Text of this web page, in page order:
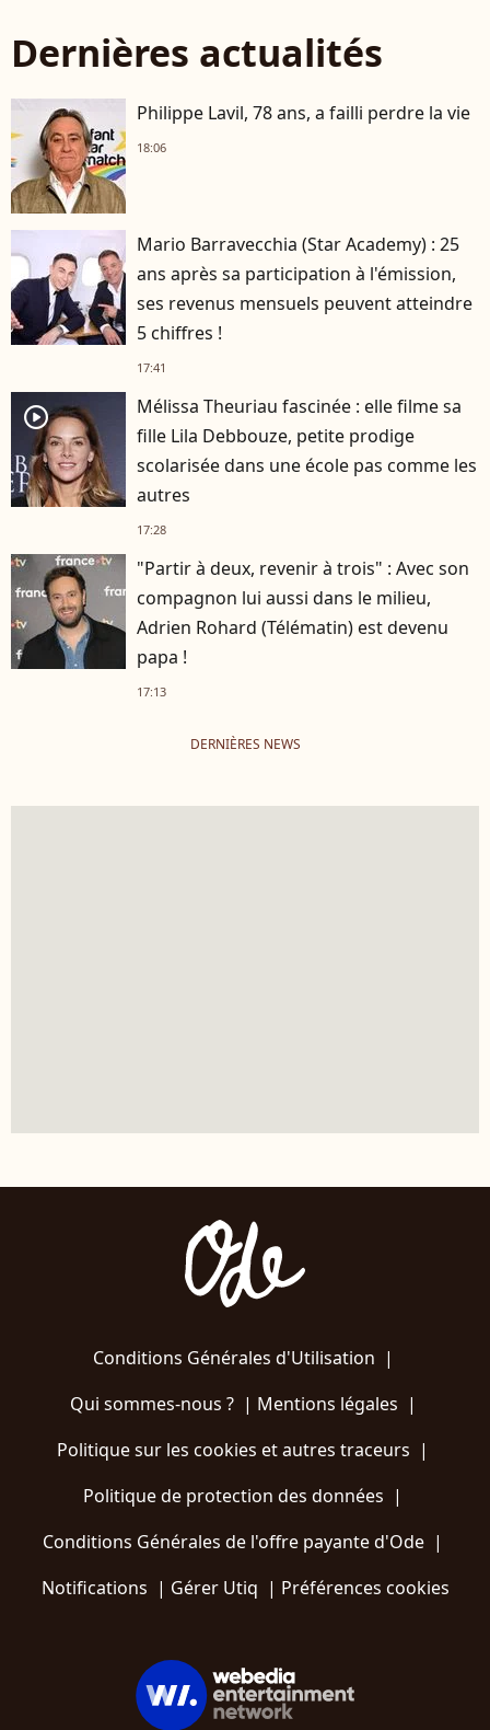
Dernières actualités
Philippe Lavil, 78 ans, a failli perdre la vie
18:06
Mario Barravecchia (Star Academy) : 25
ans après sa participation à l'émission,
ses revenus mensuels peuvent atteindre
5 chiffres !
17:41
player2
Mélissa Theuriau fascinée : elle filme sa
fille Lila Debbouze, petite prodige
scolarisée dans une école pas comme les
autres
17:28
"Partir à deux, revenir à trois" : Avec son
compagnon lui aussi dans le milieu,
Adrien Rohard (Télématin) est devenu
papa !
17:13
DERNIÈRES NEWS
Conditions Générales d'Utilisation |
Qui sommes-nous ?| Mentions légales |
Politique sur les cookies et autres traceurs |
Politique de protection des données |
Conditions Générales de l'offre payante d'Ode |
Notifications | Gérer Utiq | Préférences cookies